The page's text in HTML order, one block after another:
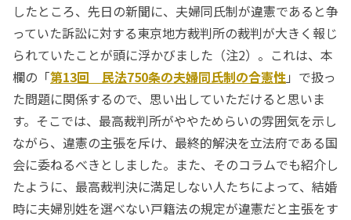
したところ、先日の新聞に、夫婦同氏制が違憲であると争
っていた訴訟に対する東京地方裁判所の裁判が大きく報じ
られていたことが頭に浮かびました（注2）。これは、本
欄の「第13回 民法750条の夫婦同氏制の合憲性」で扱っ
た問題に関係するので、思い出していただけると思いま
す。そこでは、最高裁判所がややためらいの雰囲気を示し
ながら、違憲の主張を斥け、最終的解決を立法府である国
会に委ねるべきとしました。また、そのコラムでも紹介し
たように、最高裁判決に満足しない人たちによって、結婚
時に夫婦別姓を選べない戸籍法の規定が違憲だと主張をす